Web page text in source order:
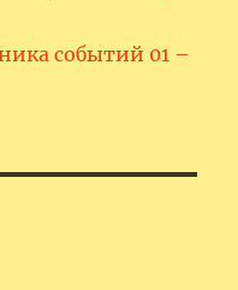
событий 01 –